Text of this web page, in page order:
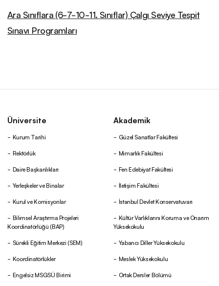
Ara Sınıflara (6-7-10-11. Sınıflar) Çalgı Seviye Tespit
Sınavı Programları
Üniversite
Kurum Tarihi
Rektörlük
Daire Başkanlıkları
Yerleşkeler ve Binalar
Kurul ve Komisyonlar
Bilimsel Araştırma Projeleri
Koordinatörlüğü (BAP)
Sürekli Eğitim Merkezi (SEM)
Koordinatörlükler
Engelsiz MSGSÜ Birimi
Akademik
Güzel Sanatlar Fakültesi
Mimarlık Fakültesi
Fen Edebiyat Fakültesi
İletişim Fakültesi
İstanbul Devlet Konservatuvarı
Kültür Varlıklarını Koruma ve Onarım
Yüksekokulu
Yabancı Diller Yüksekokulu
Meslek Yüksekokulu
Ortak Dersler Bölümü